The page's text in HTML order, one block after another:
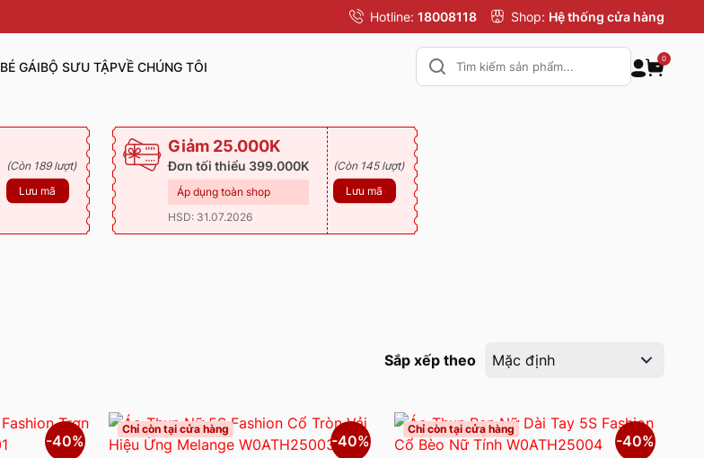
Hotline: 18008118 Shop: Hệ thống cửa hàng
BÉ GÁIBỘ SƯU TẬPVỀ CHÚNG TÔI
0
(Còn 189 lượt)
Lưu mã
Giảm 25.000K
Đơn tối thiểu 399.000K
Áp dụng toàn shop
HSD: 31.07.2026
(Còn 145 lượt)
Lưu mã
Sắp xếp theo Mặc định
-40%
Chỉ còn tại cửa hàng
-40%
Chỉ còn tại cửa hàng
-40%